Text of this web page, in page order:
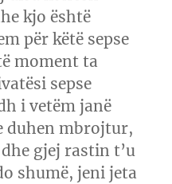
kjo është
për këtë sepse
moment ta
sepse
i vetëm janë
duhen mbrojtur,
gjej rastin t’u
shumë, jeni jeta